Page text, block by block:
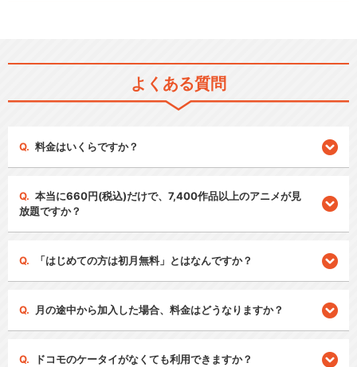
よくある質問
料金はいくらですか？
本当に660円(税込)だけで、7,400作品以上のアニメが見
放題ですか？
「はじめての方は初月無料」とはなんですか？
月の途中から加入した場合、料金はどうなりますか？
ドコモのケータイがなくても利用できますか？